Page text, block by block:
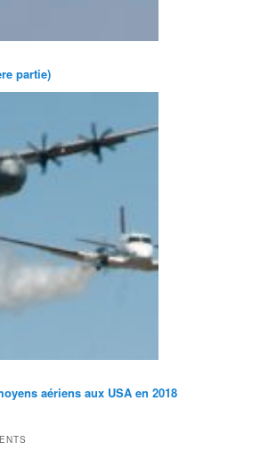
partie)
aériens aux USA en 2018